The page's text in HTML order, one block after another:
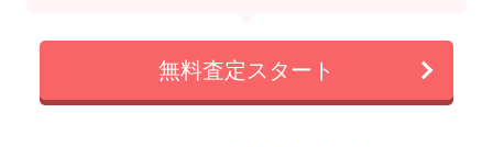
無料査定スタート